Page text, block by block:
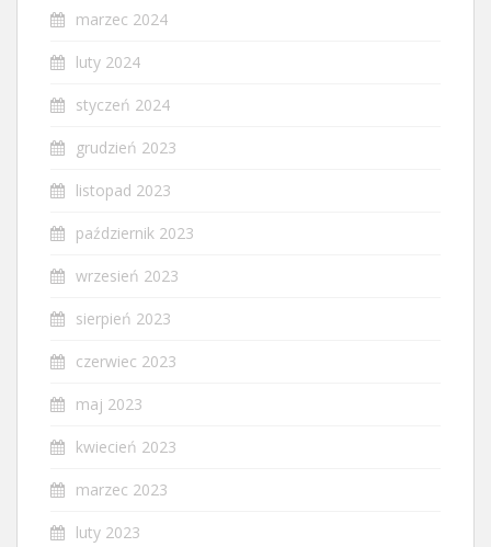
marzec 2024
luty 2024
styczeń 2024
grudzień 2023
listopad 2023
październik 2023
wrzesień 2023
sierpień 2023
czerwiec 2023
maj 2023
kwiecień 2023
marzec 2023
luty 2023